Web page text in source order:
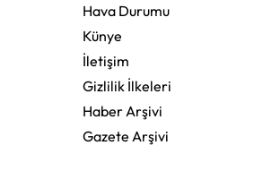
Hava Durumu
Künye
İletişim
Gizlilik İlkeleri
Haber Arşivi
Gazete Arşivi